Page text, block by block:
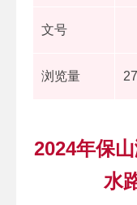
文号
浏览量
2024年保
水